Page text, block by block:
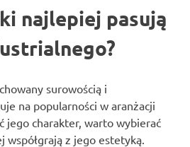
najlepiej pasują
surowością i
na popularności w aranżacji
jego charakter, warto wybierać
z jego estetyką.